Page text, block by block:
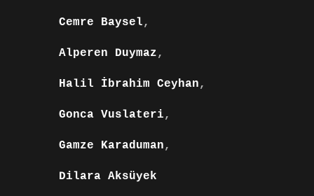
Cemre Baysel,
Alperen Duymaz,
Halil İbrahim Ceyhan,
Gonca Vuslateri,
Gamze Karaduman,
Dilara Aksüyek